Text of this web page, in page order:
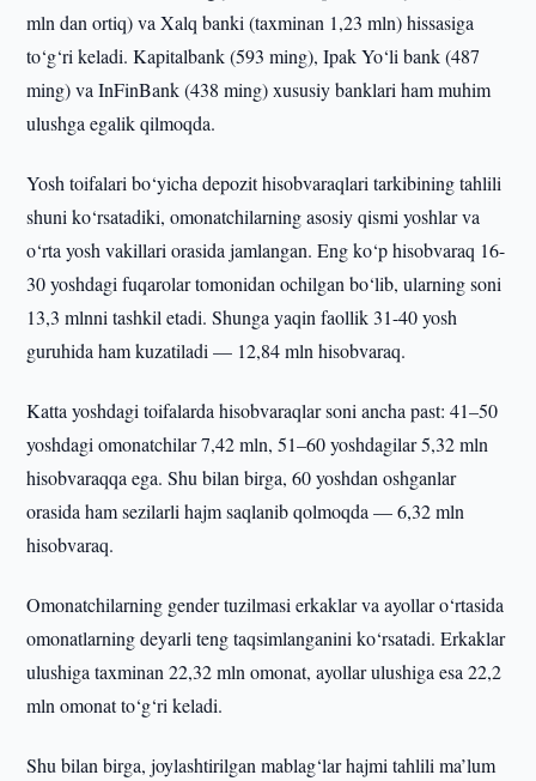
mln dan ortiq) va Xalq banki (taxminan 1,23 mln) hissasiga
to‘g‘ri keladi. Kapitalbank (593 ming), Ipak Yo‘li bank (487
ming) va InFinBank (438 ming) xususiy banklari ham muhim
ulushga egalik qilmoqda.
Yosh toifalari bo‘yicha depozit hisobvaraqlari tarkibining tahlili
shuni ko‘rsatadiki, omonatchilarning asosiy qismi yoshlar va
o‘rta yosh vakillari orasida jamlangan. Eng ko‘p hisobvaraq 16-
30 yoshdagi fuqarolar tomonidan ochilgan bo‘lib, ularning soni
13,3 mlnni tashkil etadi. Shunga yaqin faollik 31-40 yosh
guruhida ham kuzatiladi — 12,84 mln hisobvaraq.
Katta yoshdagi toifalarda hisobvaraqlar soni ancha past: 41–50
yoshdagi omonatchilar 7,42 mln, 51–60 yoshdagilar 5,32 mln
hisobvaraqqa ega. Shu bilan birga, 60 yoshdan oshganlar
orasida ham sezilarli hajm saqlanib qolmoqda — 6,32 mln
hisobvaraq.
Omonatchilarning gender tuzilmasi erkaklar va ayollar o‘rtasida
omonatlarning deyarli teng taqsimlanganini ko‘rsatadi. Erkaklar
ulushiga taxminan 22,32 mln omonat, ayollar ulushiga esa 22,2
mln omonat to‘g‘ri keladi.
Shu bilan birga, joylashtirilgan mablag‘lar hajmi tahlili ma’lum